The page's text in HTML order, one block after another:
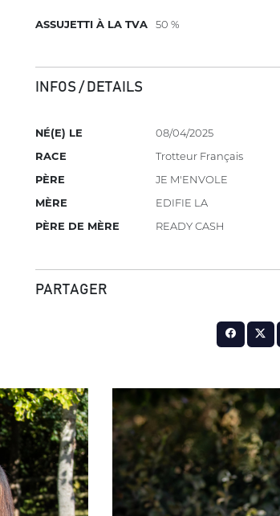
ASSUJETTI À LA TVA 50 %
INFOS / DETAILS
NÉ(E) LE
08/04/2025
RACE
Trotteur Français
PÈRE
JE M'ENVOLE
MÈRE
EDIFIE LA
PÈRE DE MÈRE
READY CASH
PARTAGER